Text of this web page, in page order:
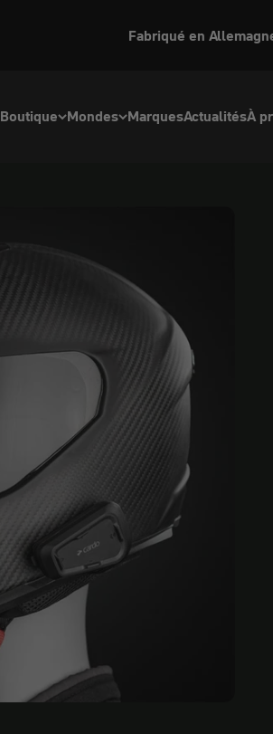
Fabriqué en
Boutique Mondes MarquesActualitésÀ